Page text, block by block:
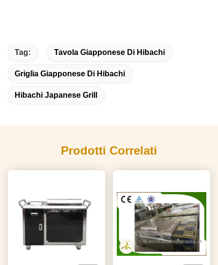
Tag: Tavola Giapponese Di Hibachi
Griglia Giapponese Di Hibachi
Hibachi Japanese Grill
Prodotti Correlati